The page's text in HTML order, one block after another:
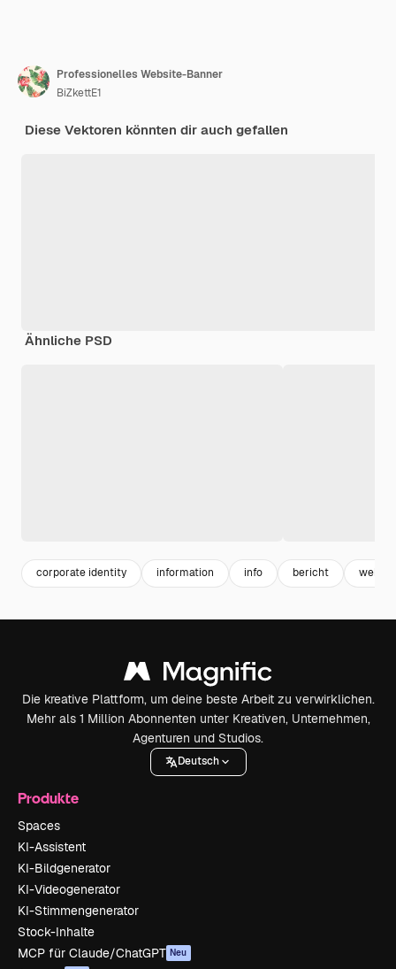
Professionelles Website-Banner
BiZkettE1
Diese Vektoren könnten dir auch gefallen
Ähnliche PSD
corporate identity information info bericht
Die kreative Plattform, um deine beste Arbeit zu verwirklichen.
Mehr als 1 Million Abonnenten unter Kreativen, Unternehmen,
Agenturen und Studios.
Deutsch
Produkte
Spaces
KI-Assistent
KI-Bildgenerator
KI-Videogenerator
KI-Stimmengenerator
Stock-Inhalte
MCP für Claude/ChatGPT Neu